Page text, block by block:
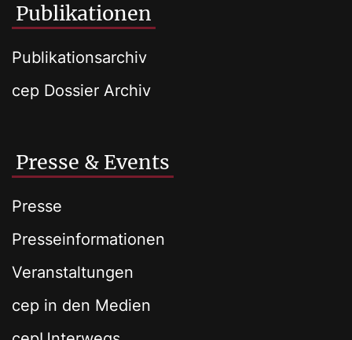
Publikationen
Publikationsarchiv
cep Dossier Archiv
Presse & Events
Presse
Presseinformationen
Veranstaltungen
cep in den Medien